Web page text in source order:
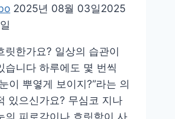
과
인
식
이
섬
유
2025년 08월 03일2025
릿한가요? 일상의 습관이
습니다 하루에도 몇 번씩
이 뿌옇게 보이지?”라는 의
있으신가요? 무심코 지나
의 피로감이나 흐릿함이 사